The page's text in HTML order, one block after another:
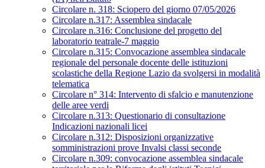
Circolare n. 318: Sciopero del giorno 07/05/2026
Circolare n.317: Assemblea sindacale
Circolare n.316: Conclusione del progetto del
laboratorio teatrale-7 maggio
Circolare n.315: Convocazione assemblea sindacale
regionale del personale docente delle istituzioni
scolastiche della Regione Lazio da svolgersi in modalità
telematica
Circolare n° 314: Intervento di sfalcio e manutenzione
delle aree verdi
Circolare n.313: Questionario di consultazione
Indicazioni nazionali licei
Circolare n.312: Disposizioni organizzative
somministrazioni prove Invalsi classi seconde
Circolare n.309: convocazione assemblea sindacale